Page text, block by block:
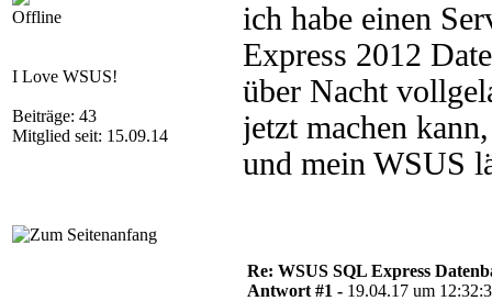
Offline
I Love WSUS!
Beiträge: 43
Mitglied seit: 15.09.14
ich habe einen
Express 2012
über Nacht
jetzt machen
und mein WSUS
Re: WSUS SQL Express
Antwort #1 - 19.04.17 um